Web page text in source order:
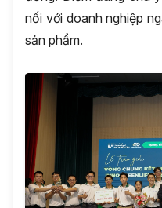
nối với doanh nghiệp
sản phẩm.